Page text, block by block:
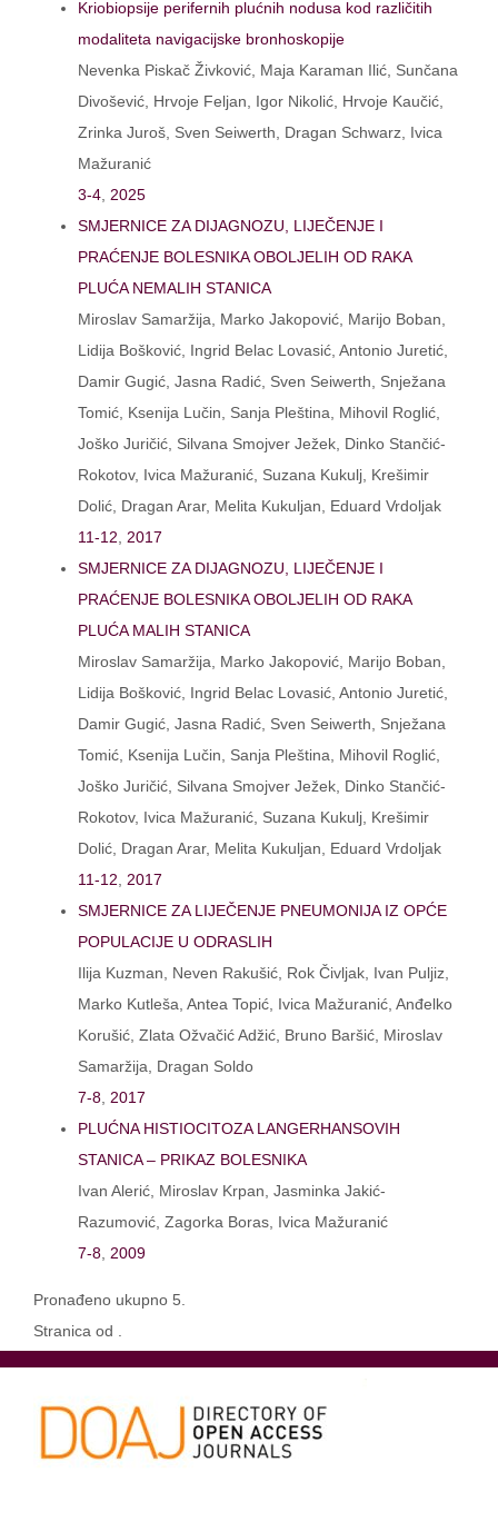
Kriobiopsije perifernih plućnih nodusa kod različitih
modaliteta navigacijske bronhoskopije
Nevenka Piskač Živković, Maja Karaman Ilić, Sunčana
Divošević, Hrvoje Feljan, Igor Nikolić, Hrvoje Kaučić,
Zrinka Juroš, Sven Seiwerth, Dragan Schwarz, Ivica
Mažuranić
3-4 2025
SMJERNICE ZA DIJAGNOZU, LIJEČENJE I
PRAĆENJE BOLESNIKA OBOLJELIH OD RAKA
PLUĆA NEMALIH STANICA
Miroslav Samaržija, Marko Jakopović, Marijo Boban,
Lidija Bošković, Ingrid Belac Lovasić, Antonio Juretić,
Damir Gugić, Jasna Radić, Sven Seiwerth, Snježana
Tomić, Ksenija Lučin, Sanja Pleština, Mihovil Roglić,
Joško Juričić, Silvana Smojver Ježek, Dinko Stančić-
Rokotov, Ivica Mažuranić, Suzana Kukulj, Krešimir
Dolić, Dragan Arar, Melita Kukuljan, Eduard Vrdoljak
11-12
2017
SMJERNICE ZA DIJAGNOZU, LIJEČENJE I
PRAĆENJE BOLESNIKA OBOLJELIH OD RAKA
PLUĆA MALIH STANICA
Miroslav Samaržija, Marko Jakopović, Marijo Boban,
Lidija Bošković, Ingrid Belac Lovasić, Antonio Juretić,
Damir Gugić, Jasna Radić, Sven Seiwerth, Snježana
Tomić, Ksenija Lučin, Sanja Pleština, Mihovil Roglić,
Joško Juričić, Silvana Smojver Ježek, Dinko Stančić-
Rokotov, Ivica Mažuranić, Suzana Kukulj, Krešimir
Dolić, Dragan Arar, Melita Kukuljan, Eduard Vrdoljak
11-12
2017
SMJERNICE ZA LIJEČENJE PNEUMONIJA IZ OPĆE
POPULACIJE U ODRASLIH
Ilija Kuzman, Neven Rakušić, Rok Čivljak, Ivan Puljiz,
Marko Kutleša, Antea Topić, Ivica Mažuranić, Anđelko
Korušić, Zlata Ožvačić Adžić, Bruno Baršić, Miroslav
Samaržija, Dragan Soldo
7-8 2017
PLUĆNA HISTIOCITOZA LANGERHANSOVIH
STANICA – PRIKAZ BOLESNIKA
Ivan Alerić, Miroslav Krpan, Jasminka Jakić-
Razumović, Zagorka Boras, Ivica Mažuranić
7-8 2009
Pronađeno ukupno 5.
Stranica od .